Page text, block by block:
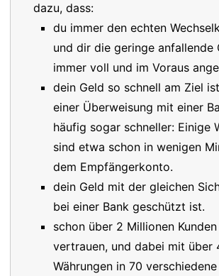
dazu, dass:
du immer den echten
und dir die geringe anfallende
immer voll und im Voraus
dein Geld so schnell am Ziel
einer Überweisung mit einer
häufig sogar schneller: Einige
sind etwa schon in wenigen
dem Empfängerkonto.
dein Geld mit der gleichen
bei einer Bank geschützt ist.
schon über 2 Millionen
vertrauen, und dabei mit über
Währungen in 70